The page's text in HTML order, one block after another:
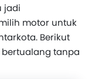
jadi
motor untuk
Berikut
tanpa